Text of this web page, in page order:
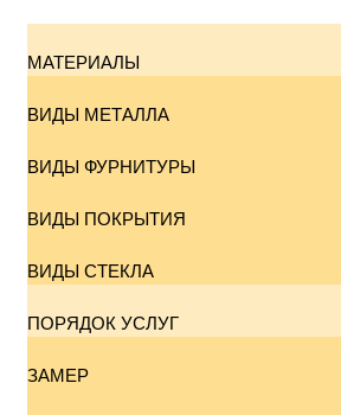
МАТЕРИАЛЫ
ВИДЫ МЕТАЛЛА
ВИДЫ ФУРНИТУРЫ
ВИДЫ ПОКРЫТИЯ
ВИДЫ СТЕКЛА
ПОРЯДОК УСЛУГ
ЗАМЕР